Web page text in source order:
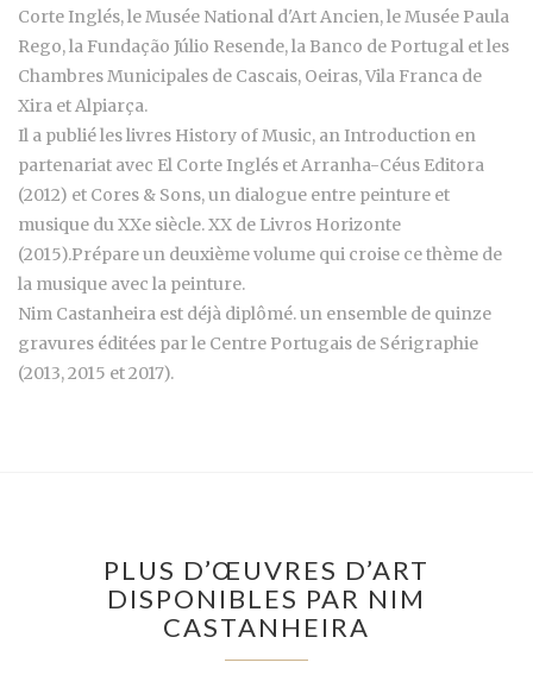
Corte Inglés, le Musée National d'Art Ancien, le Musée Paula
Rego, la Fundação Júlio Resende, la Banco de Portugal et les
Chambres Municipales de Cascais, Oeiras, Vila Franca de
Xira et Alpiarça.
Il a publié les livres History of Music, an Introduction en
partenariat avec El Corte Inglés et Arranha-Céus Editora
(2012) et Cores & Sons, un dialogue entre peinture et
musique du XXe siècle. XX de Livros Horizonte
(2015).Prépare un deuxième volume qui croise ce thème de
la musique avec la peinture.
Nim Castanheira est déjà diplômé. un ensemble de quinze
gravures éditées par le Centre Portugais de Sérigraphie
(2013, 2015 et 2017).
PLUS D’ŒUVRES D’ART
DISPONIBLES PAR NIM
CASTANHEIRA